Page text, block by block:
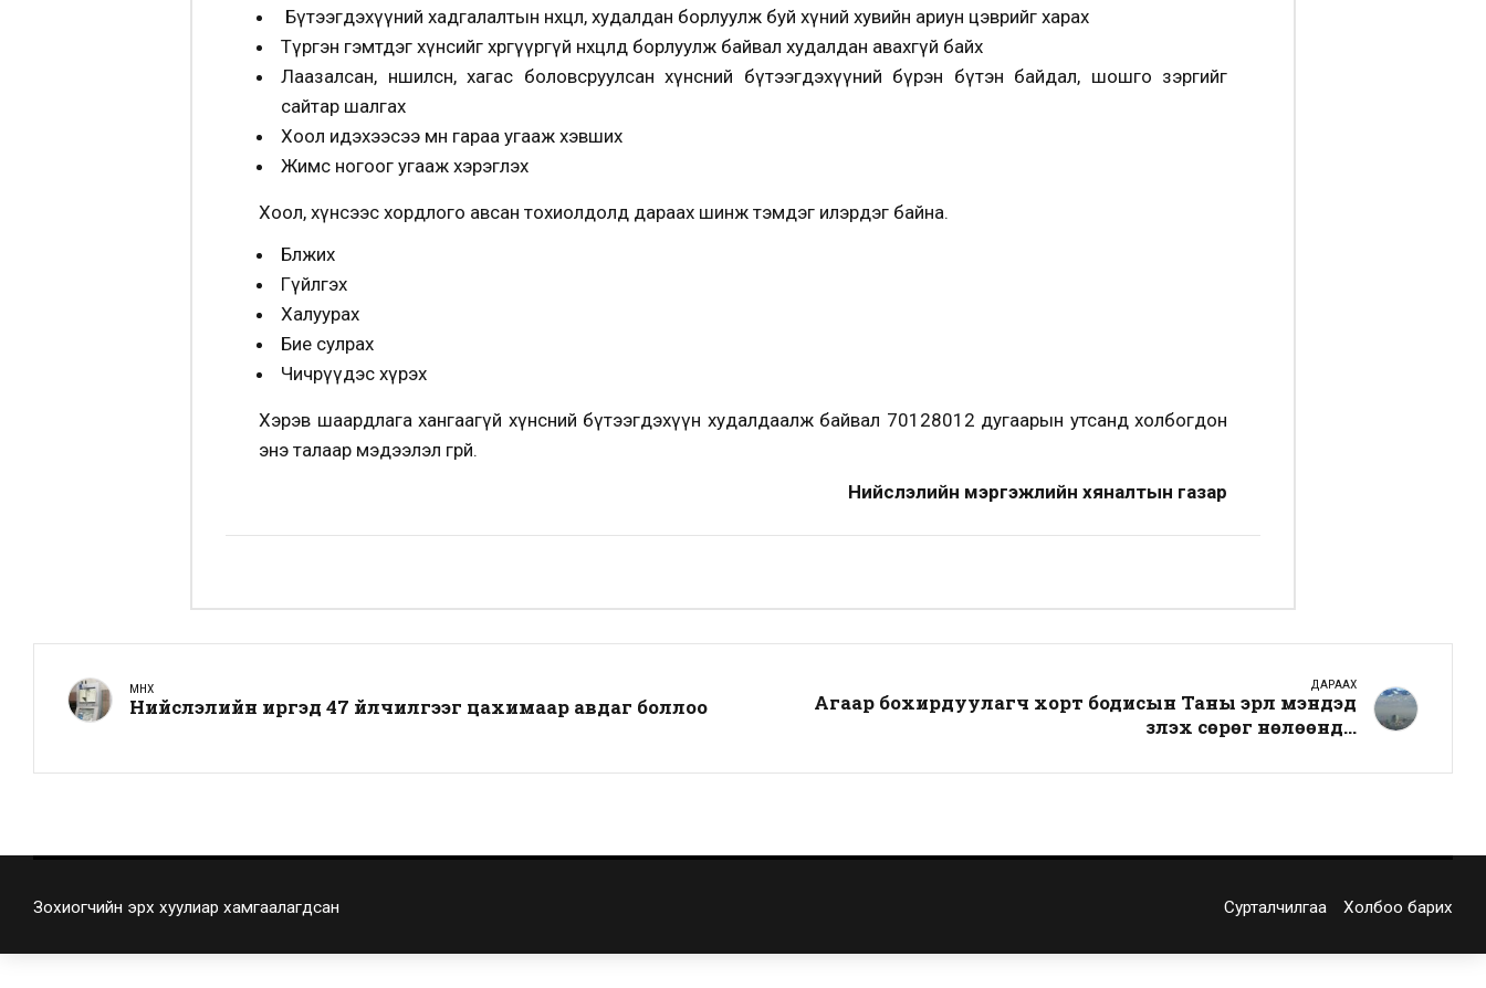
Бүтээгдэхүүний хадгалалтын нөхцөл, худалдан борлуулж буй хүний хувийн ариун цэврийг харах
Түргэн гэмтдэг хүнсийг хөргүүргүй нөхцөлд борлуулж байвал худалдан авахгүй байх
Лаазалсан, нөөшилсөн, хагас боловсруулсан хүнсний бүтээгдэхүүний бүрэн бүтэн байдал, шошго зэргийг
сайтар шалгах
Хоол идэхээсээ өмнө гараа угааж хэвших
Жимс ногоог угааж хэрэглэх
Хоол, хүнсээс хордлого авсан тохиолдолд дараах шинж тэмдэг илэрдэг байна.
Бөөлжих
Гүйлгэх
Халуурах
Бие сулрах
Чичрүүдэс хүрэх
Хэрэв шаардлага хангаагүй хүнсний бүтээгдэхүүн худалдаалж байвал 70128012 дугаарын утсанд холбогдон
энэ талаар мэдээлэл өгөөрөй.
Нийслэлийн мэргэжлийн хяналтын газар
ӨМНӨХ
Нийслэлийн иргэд 47 үйлчилгээг цахимаар авдаг боллоо
ДАРААХ
Агаар бохирдуулагч хорт бодисын Таны эрүүл мэндэд
үзүүлэх сөрөг нөлөөнүүд...
Зохиогчийн эрх хуулиар хамгаалагдсан Сурталчилгаа Холбоо барих